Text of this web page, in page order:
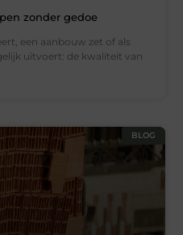
zonder gedoe
een aanbouw zet of als
uitvoert: de kwaliteit van
BLOG